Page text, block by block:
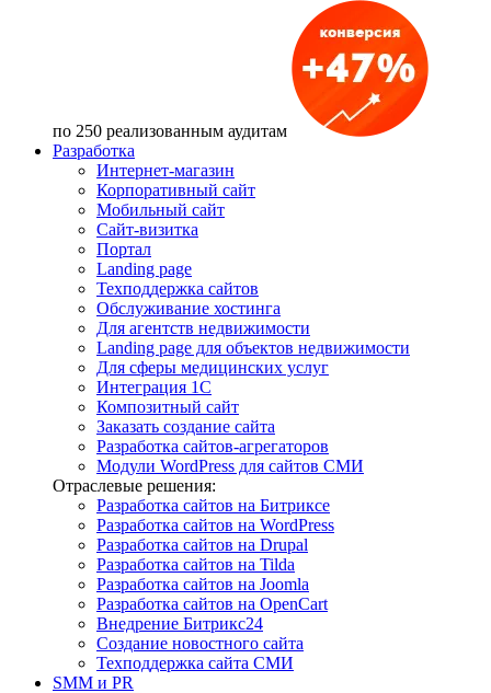
по 250 реализованным аудитам
Разработка
Интернет-магазин
Корпоративный сайт
Мобильный сайт
Сайт-визитка
Портал
Landing page
Техподдержка сайтов
Обслуживание хостинга
Для агентств недвижимости
Landing page для объектов недвижимости
Для сферы медицинских услуг
Интеграция 1С
Композитный сайт
Заказать создание сайта
Разработка сайтов-агрегаторов
Модули WordPress для сайтов СМИ
Отраслевые решения:
Разработка сайтов на Битриксе
Разработка сайтов на WordPress
Разработка сайтов на Drupal
Разработка сайтов на Tilda
Разработка сайтов на Joomla
Разработка сайтов на OpenCart
Внедрение Битрикс24
Создание новостного сайта
Техподдержка сайта СМИ
SMM и PR